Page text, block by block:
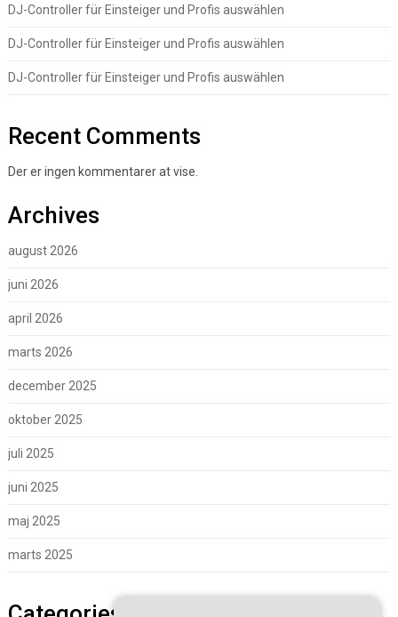
DJ-Controller für Einsteiger und Profis auswählen
DJ-Controller für Einsteiger und Profis auswählen
DJ-Controller für Einsteiger und Profis auswählen
Recent Comments
Der er ingen kommentarer at vise.
Archives
august 2026
juni 2026
april 2026
marts 2026
december 2025
oktober 2025
juli 2025
juni 2025
maj 2025
marts 2025